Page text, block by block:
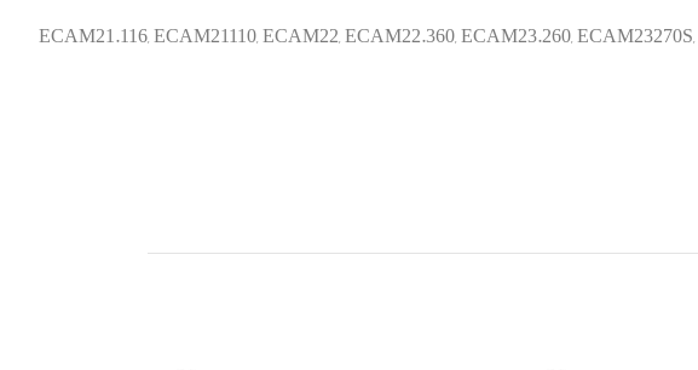
ECAM21.116,ECAM21110,ECAM22,ECAM22.360,ECAM23.260,ECAM23270S,